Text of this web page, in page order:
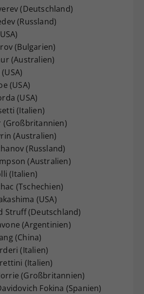
(Deutschland)
(Russland)
(Bulgarien)
(Australien)
(USA)
(USA)
(Italien)
(Großbritannien)
(Australien)
(Russland)
(Australien)
(Italien)
(Tschechien)
(USA)
Struff (Deutschland)
(Argentinien)
(China)
(Italien)
(Italien)
(Großbritannien)
Fokina (Spanien)